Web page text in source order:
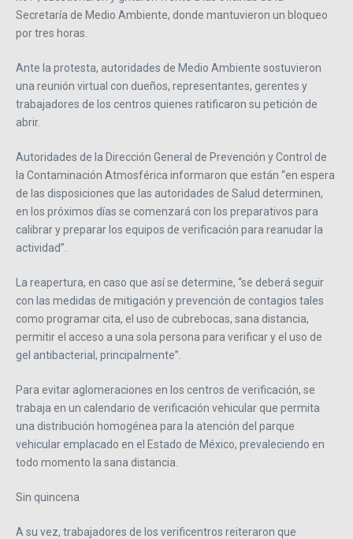
Secretaría de Medio Ambiente, donde mantuvieron un bloqueo
por tres horas.
Ante la protesta, autoridades de Medio Ambiente sostuvieron
una reunión virtual con dueños, representantes, gerentes y
trabajadores de los centros quienes ratificaron su petición de
abrir.
Autoridades de la Dirección General de Prevención y Control de
la Contaminación Atmosférica informaron que están “en espera
de las disposiciones que las autoridades de Salud determinen,
en los próximos días se comenzará con los preparativos para
calibrar y preparar los equipos de verificación para reanudar la
actividad”.
La reapertura, en caso que así se determine, “se deberá seguir
con las medidas de mitigación y prevención de contagios tales
como programar cita, el uso de cubrebocas, sana distancia,
permitir el acceso a una sola persona para verificar y el uso de
gel antibacterial, principalmente”.
Para evitar aglomeraciones en los centros de verificación, se
trabaja en un calendario de verificación vehicular que permita
una distribución homogénea para la atención del parque
vehicular emplacado en el Estado de México, prevaleciendo en
todo momento la sana distancia.
Sin quincena
A su vez, trabajadores de los verificentros reiteraron que